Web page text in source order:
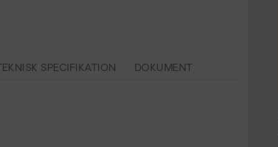
TEKNISK SPECIFIKATION DOKUMENT